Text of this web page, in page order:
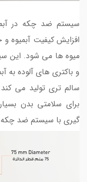
افزایش کیفیت آبمیوه
میوه ها می شود. این
و باکتری های آلوده به
سالم تری تولید می
برای سلامتی بدن
گیری با سیستم ضد